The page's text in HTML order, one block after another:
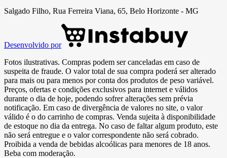
Salgado Filho, Rua Ferreira Viana, 65, Belo Horizonte - MG
Desenvolvido por
Fotos ilustrativas. Compras podem ser canceladas em caso de
suspeita de fraude. O valor total de sua compra poderá ser alterado
para mais ou para menos por conta dos produtos de peso variável.
Preços, ofertas e condições exclusivos para internet e válidos
durante o dia de hoje, podendo sofrer alterações sem prévia
notificação. Em caso de divergência de valores no site, o valor
válido é o do carrinho de compras. Venda sujeita à disponibilidade
de estoque no dia da entrega. No caso de faltar algum produto, este
não será entregue e o valor correspondente não será cobrado.
Proibida a venda de bebidas alcoólicas para menores de 18 anos.
Beba com moderação.